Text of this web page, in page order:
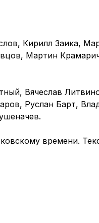
Кирилл Заика,
Мартин
Вячеслав
Руслан Барт,
времени.